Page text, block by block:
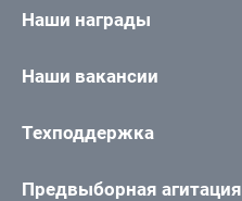
Наши награды
Наши вакансии
Техподдержка
Предвыборная агитация